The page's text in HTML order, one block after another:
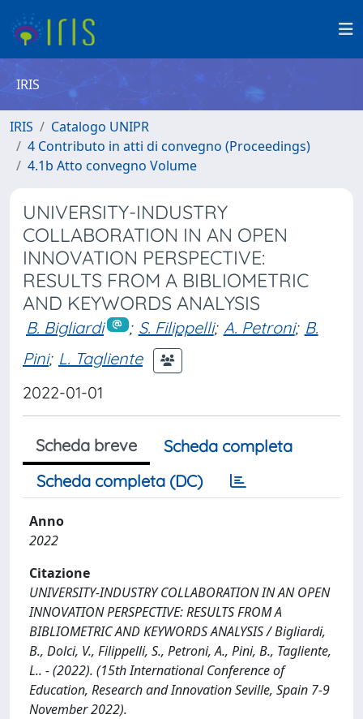
IRIS
IRIS
Catalogo UNIPR
4 Contributo in atti di convegno (Proceedings)
4.1b Atto convegno Volume
UNIVERSITY-INDUSTRY
COLLABORATION IN AN OPEN
INNOVATION PERSPECTIVE:
RESULTS FROM A BIBLIOMETRIC
AND KEYWORDS ANALYSIS
B. Bigliardi ; S. Filippelli; A. Petroni; B.
Pini; L. Tagliente
2022-01-01
Scheda breve
Scheda completa
Scheda completa (DC)
Anno
2022
Citazione
UNIVERSITY-INDUSTRY COLLABORATION IN AN OPEN
INNOVATION PERSPECTIVE: RESULTS FROM A
BIBLIOMETRIC AND KEYWORDS ANALYSIS / Bigliardi,
B., Dolci, V., Filippelli, S., Petroni, A., Pini, B., Tagliente,
L.. - (2022). (15th International Conference of
Education, Research and Innovation Seville, Spain 7-9
November 2022).